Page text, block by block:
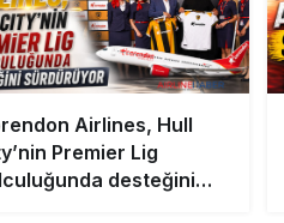
Airlines, Hull
Premier Lig
desteğini